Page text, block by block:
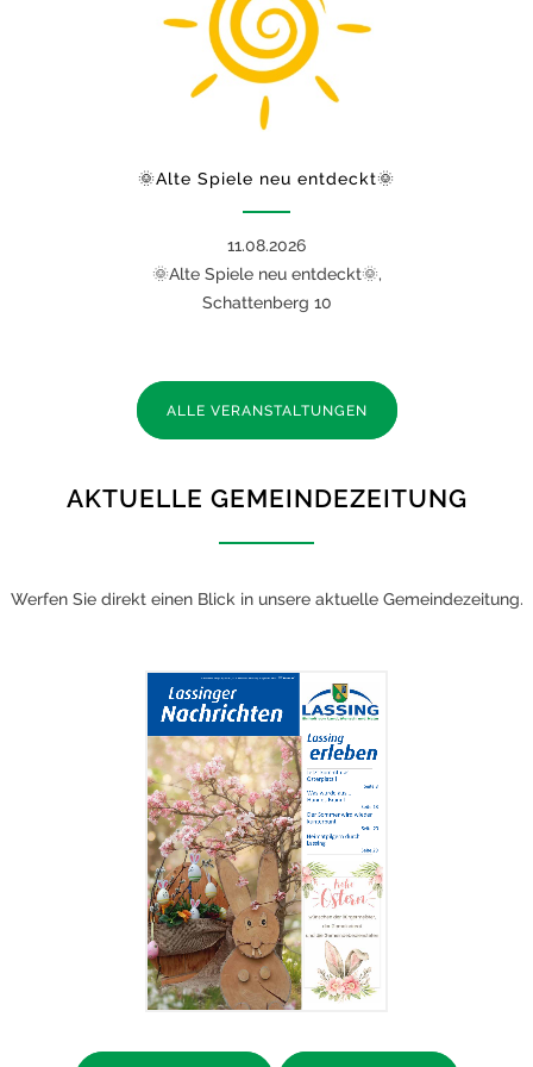
🌞Alte Spiele neu entdeckt🌞
11.08.2026
🌞Alte Spiele neu entdeckt🌞,
Schattenberg 10
ALLE VERANSTALTUNGEN
AKTUELLE GEMEINDEZEITUNG
Werfen Sie direkt einen Blick in unsere aktuelle Gemeindezeitung.